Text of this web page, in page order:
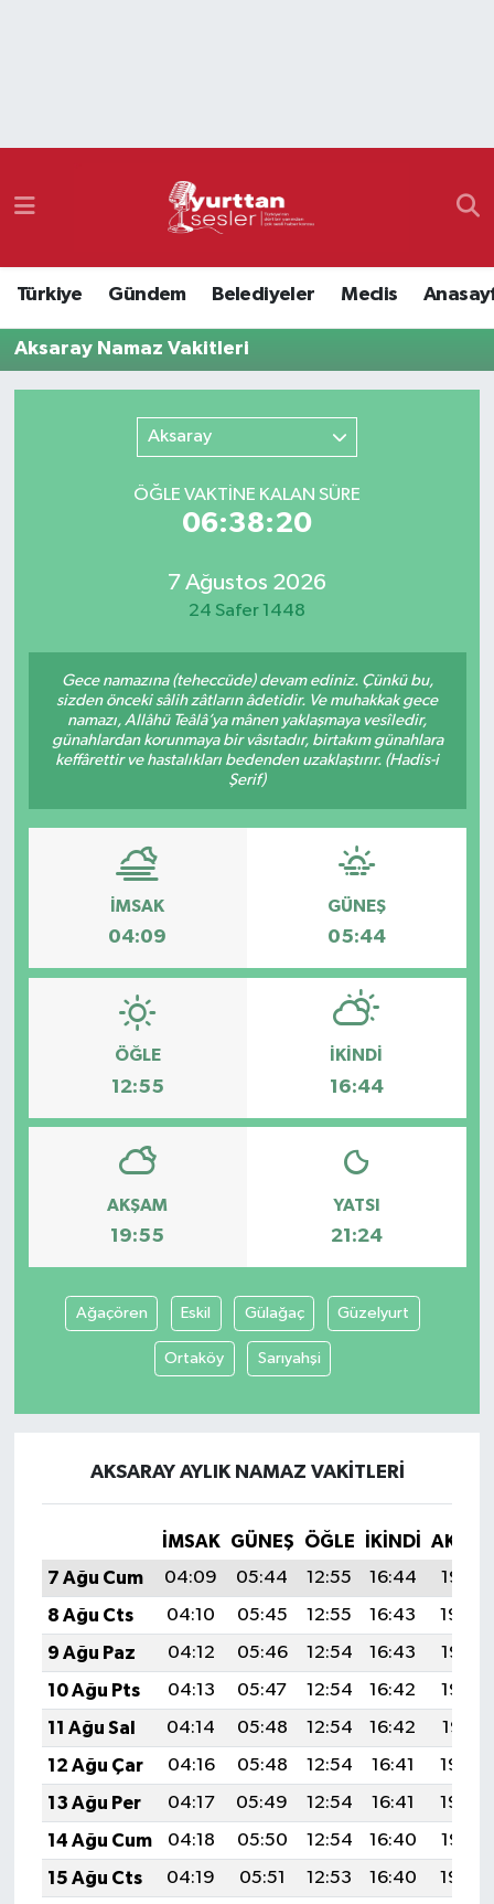
Türkiye Gündem Belediyeler Meclis
Aksaray Namaz Vakitleri
Aksaray
ÖĞLE VAKTİNE KALAN SÜRE
06:38:20
7 Ağustos 2026
24 Safer 1448
Gece namazına (teheccüde) devam ediniz. Çünkü bu,
sizden önceki sâlih zâtların âdetidir. Ve muhakkak gece
namazı, Allâhü Teâlâ’ya mânen yaklaşmaya vesîledir,
günahlardan korunmaya bir vâsıtadır, birtakım günahlara
keffârettir ve hastalıkları bedenden uzaklaştırır. (Hadis-i
Şerif)
İMSAK
04:09
GÜNEŞ
05:44
ÖĞLE
12:55
İKINDI
16:44
AKŞAM
19:55
YATSI
21:24
Ağaçören Eskil Gülağaç Güzelyurt
Ortaköy Sarıyahşi
AKSARAY AYLIK NAMAZ VAKITLERI
İMSAK GÜNEŞ ÖĞLE İKINDI
7 Ağu Cum
04:09 05:44 12:55 16:44
19:55
8 Ağu Cts
04:10 05:45 12:55 16:43
19:54
9 Ağu Paz
04:12 05:46 12:54 16:43
19:53
10 Ağu Pts
04:13 05:47 12:54 16:42
19:52
11 Ağu Sal
04:14 05:48 12:54 16:42
19:51
12 Ağu Çar
04:16 05:48 12:54 16:41
19:50
13 Ağu Per
04:17 05:49 12:54 16:41
19:48
14 Ağu Cum
04:18 05:50 12:54 16:40
19:47
15 Ağu Cts
04:19 05:51 12:53 16:40
19:46
Namaz Vakitleri
Süper Lig Puan Durumu ve Fikstür
Son Dakika Haberleri